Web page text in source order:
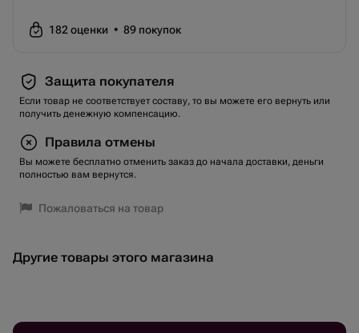
182 оценки • 89 покупок
Защита покупателя
Если товар не соответствует составу, то вы можете его вернуть или
получить денежную компенсацию.
Правила отмены
Вы можете бесплатно отменить заказ до начала доставки, деньги
полностью вам вернутся.
Пожаловаться на товар
Другие товары этого магазина